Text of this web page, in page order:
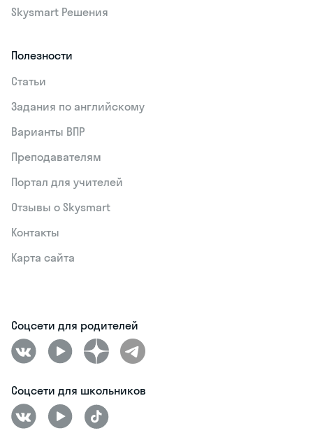
Skysmart Решения
Полезности
Статьи
Задания по английскому
Варианты ВПР
Преподавателям
Портал для учителей
Отзывы о Skysmart
Контакты
Карта сайта
Соцсети для родителей
Соцсети для школьников